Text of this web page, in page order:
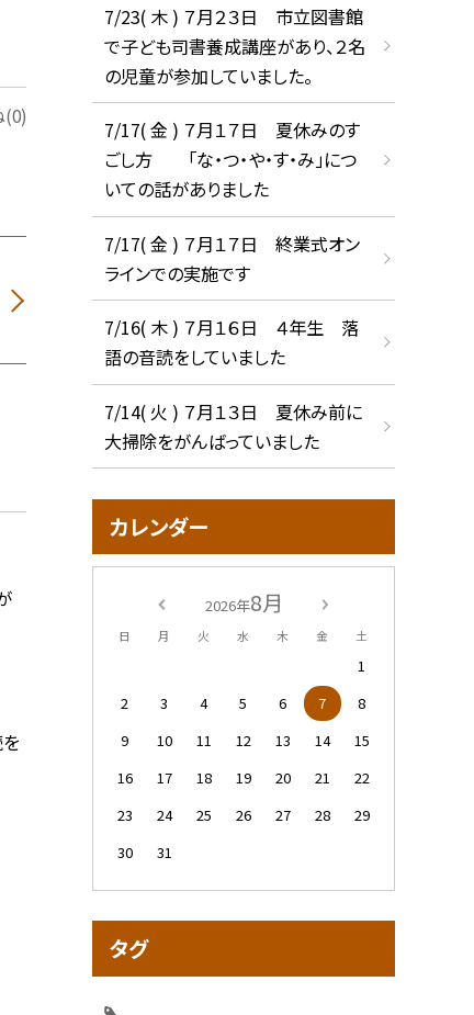
(0)
7/23( 木 ) ７月２３日 市立図書館
で子ども司書養成講座があり、２名
の児童が参加していました。
7/17( 金 ) ７月１７日 夏休みのす
ごし方 「な・つ・や・す・み」につ
いての話がありました
7/17( 金 ) ７月１７日 終業式オン
ラインでの実施です
7/16( 木 ) ７月１６日 ４年生 落
語の音読をしていました
7/14( 火 ) ７月１３日 夏休み前に
大掃除をがんばっていました
カレンダー
2026年8月
日 月 火 水 木 金 土
1
2
3 4 5 6 7
8
9
10 11 12 13 14
15
16
17 18 19 20 21
22
23
24 25 26 27 28
29
30
31
タグ